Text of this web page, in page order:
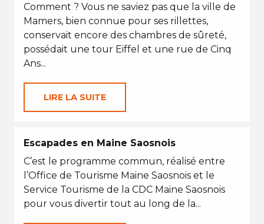
Comment ? Vous ne saviez pas que la ville de
Mamers, bien connue pour ses rillettes,
conservait encore des chambres de sûreté,
possédait une tour Eiffel et une rue de Cinq
Ans...
LIRE LA SUITE
Escapades en Maine Saosnois
C’est le programme commun, réalisé entre
l’Office de Tourisme Maine Saosnois et le
Service Tourisme de la CDC Maine Saosnois
pour vous divertir tout au long de la...